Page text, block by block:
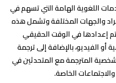
اللغوية الهامة التي تسهم في
والجهات المختلفة وتشمل هذه
إعدادها في الوقت الحقيقي
الفيديو، بالإضافة إلى ترجمة
المترجمة مع المتحدثين في
الخاصة.